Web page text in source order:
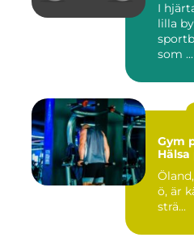
I
lilla
som ...
Gym
Hälsa
ö, är
strä...